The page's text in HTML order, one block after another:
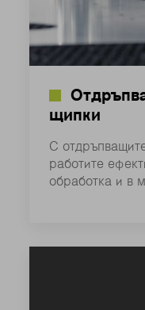
щипки
С
работите
обработка и в